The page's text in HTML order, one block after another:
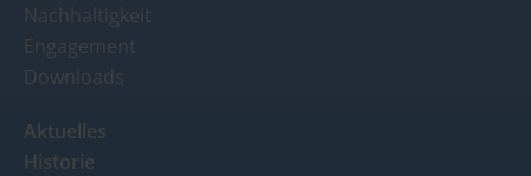
Nachhaltigkeit
Engagement
Downloads
Aktuelles
Historie